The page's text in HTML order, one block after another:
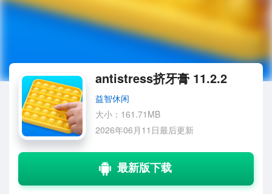
antistress挤牙膏 11.2.2
益智休闲
大小：161.71MB
2026年06月11日最后更新